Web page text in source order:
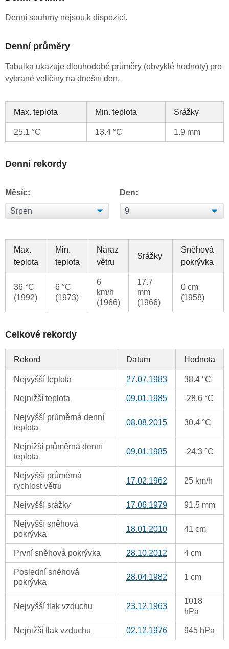
Denní souhrny nejsou k dispozici.
Denní průměry
Tabulka ukazuje dlouhodobé průměry (obvyklé hodnoty) pro
vybrané veličiny na dnešní den.
Max. teplota Min. teplota Srážky
25.1 °C 13.4 °C 1.9 mm
Denní rekordy
Měsíc: Den:
Max.
teplota
Min.
teplota
Náraz
větru
Srážky
Sněhová
pokrývka
36 °C
(1992)
6 °C
(1973)
6
km/h
(1966)
17.7
mm
(1966)
0 cm
(1958)
Celkové rekordy
Rekord Datum Hodnota
Nejvyšší teplota 27.07.1983 38.4 °C
Nejnižší teplota 09.01.1985 -28.6 °C
Nejvyšší průměrná denní
teplota
08.08.2015 30.4 °C
Nejnižší průměrná denní
teplota
09.01.1985 -24.3 °C
Nejvyšší průměrná
rychlost větru
17.02.1962 25 km/h
Nejvyšší srážky 17.06.1979 91.5 mm
Nejvyšší sněhová
pokrývka
18.01.2010 41 cm
První sněhová pokrývka 28.10.2012 4 cm
Poslední sněhová
pokrývka
28.04.1982 1 cm
Nejvyšší tlak vzduchu 23.12.1963
1018
hPa
Nejnižší tlak vzduchu 02.12.1976 945 hPa